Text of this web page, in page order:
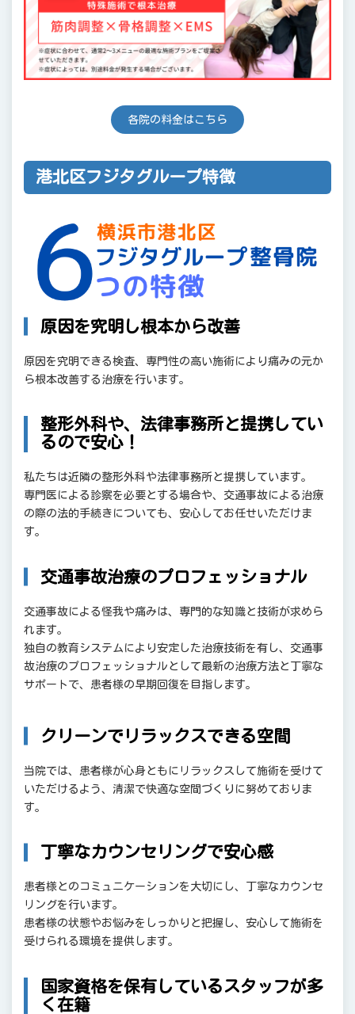
各院の料金はこちら
港北区フジタグループ特徴
原因を究明し根本から改善
原因を究明できる検査、専門性の高い施術により痛みの元か
ら根本改善する治療を行います。
整形外科や、法律事務所と提携してい
るので安心！
私たちは近隣の整形外科や法律事務所と提携しています。
専門医による診察を必要とする場合や、交通事故による治療
の際の法的手続きについても、安心してお任せいただけま
す。
交通事故治療のプロフェッショナル
交通事故による怪我や痛みは、専門的な知識と技術が求めら
れます。
独自の教育システムにより安定した治療技術を有し、交通事
故治療のプロフェッショナルとして最新の治療方法と丁寧な
サポートで、患者様の早期回復を目指します。
クリーンでリラックスできる空間
当院では、患者様が心身ともにリラックスして施術を受けて
いただけるよう、清潔で快適な空間づくりに努めておりま
す。
丁寧なカウンセリングで安心感
患者様とのコミュニケーションを大切にし、丁寧なカウンセ
リングを行います。
患者様の状態やお悩みをしっかりと把握し、安心して施術を
受けられる環境を提供します。
国家資格を保有しているスタッフが多
く在籍